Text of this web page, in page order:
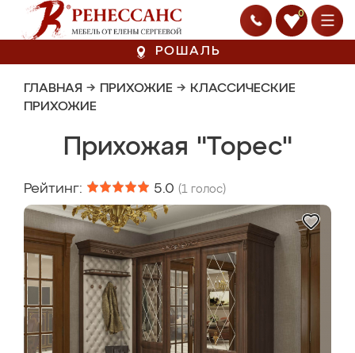
0
РОШАЛЬ
ГЛАВНАЯ → ПРИХОЖИЕ → КЛАССИЧЕСКИЕ
ПРИХОЖИЕ
Прихожая "Торес"
Рейтинг: 5.0 (1 голос)